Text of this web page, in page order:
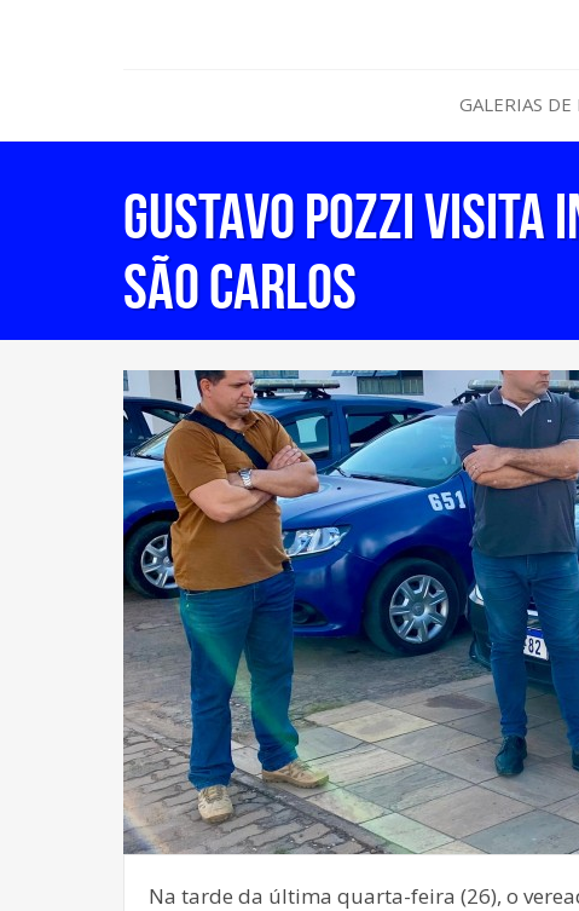
GALERIAS DE
Gustavo Pozzi visita
São Carlos
Na tarde da última quarta-feira (26), o